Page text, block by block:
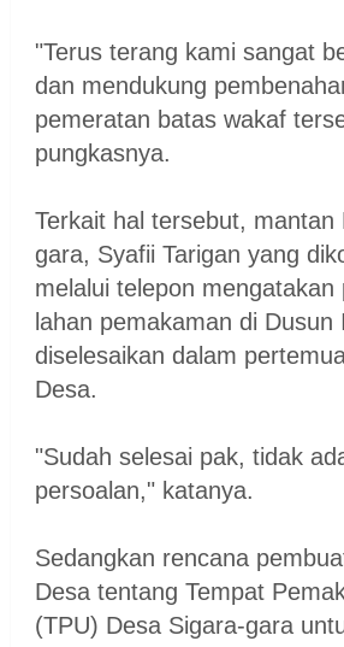
"Terus terang kami sangat
dan mendukung
pemeratan batas wakaf
pungkasnya.
Terkait hal tersebut, mantan
gara, Syafii Tarigan yang
melalui telepon mengatakan
lahan pemakaman di Dusun
diselesaikan dalam
Desa.
"Sudah selesai pak, tidak
persoalan," katanya.
Sedangkan rencana
Desa tentang Tempat
(TPU) Desa Sigara-gara